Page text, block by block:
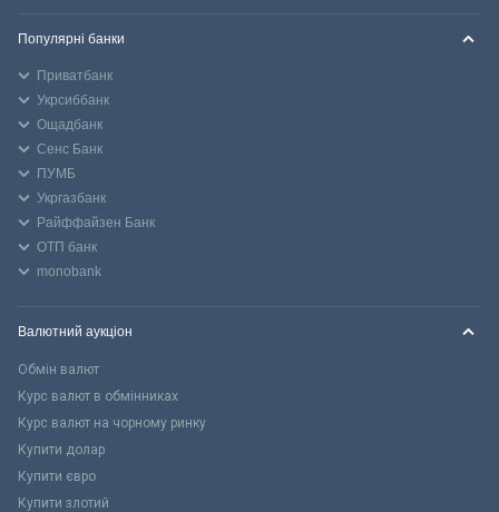
Популярні банки
Приватбанк
Укрсиббанк
Ощадбанк
Сенс Банк
ПУМБ
Укргазбанк
Райффайзен Банк
ОТП банк
monobank
Валютний аукціон
Обмін валют
Курс валют в обмінниках
Курс валют на чорному ринку
Купити долар
Купити євро
Купити злотий